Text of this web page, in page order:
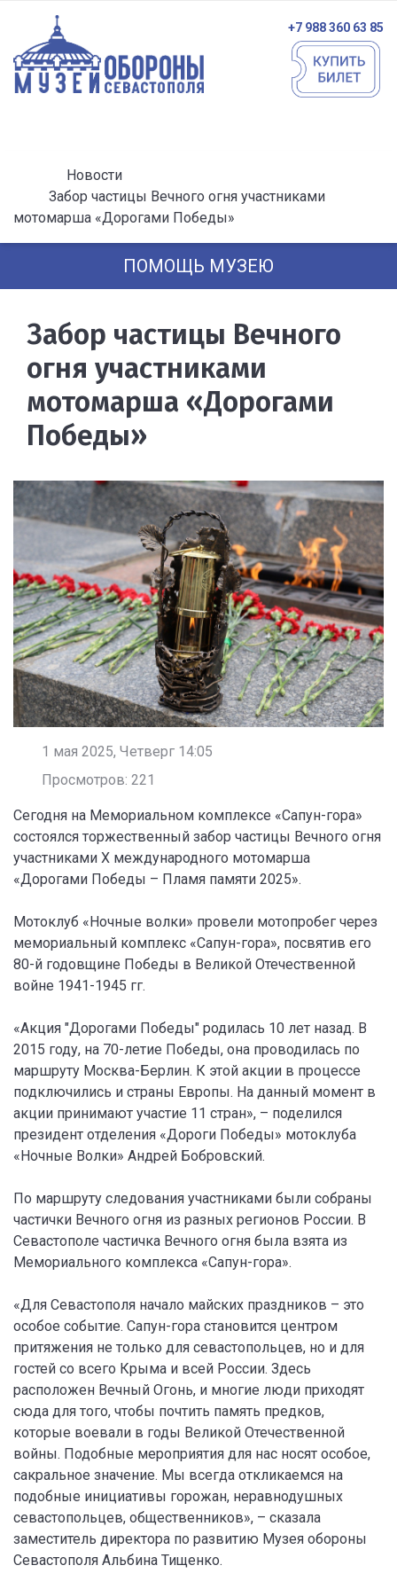
+7 988 360 63 85
Новости
Забор частицы Вечного огня участниками
мотомарша «Дорогами Победы»
ПОМОЩЬ МУЗЕЮ
Забор частицы Вечного
огня участниками
мотомарша «Дорогами
Победы»
1 мая 2025, Четверг 14:05
Просмотров: 221
Сегодня на Мемориальном комплексе «Сапун-гора»
состоялся торжественный забор частицы Вечного огня
участниками X международного мотомарша
«Дорогами Победы – Пламя памяти 2025».
Мотоклуб «Ночные волки» провели мотопробег через
мемориальный комплекс «Сапун-гора», посвятив его
80-й годовщине Победы в Великой Отечественной
войне 1941-1945 гг.
«Акция "Дорогами Победы" родилась 10 лет назад. В
2015 году, на 70-летие Победы, она проводилась по
маршруту Москва-Берлин. К этой акции в процессе
подключились и страны Европы. На данный момент в
акции принимают участие 11 стран», – поделился
президент отделения «Дороги Победы» мотоклуба
«Ночные Волки» Андрей Бобровский.
По маршруту следования участниками были собраны
частички Вечного огня из разных регионов России. В
Севастополе частичка Вечного огня была взята из
Мемориального комплекса «Сапун-гора».
«Для Севастополя начало майских праздников – это
особое событие. Сапун-гора становится центром
притяжения не только для севастопольцев, но и для
гостей со всего Крыма и всей России. Здесь
расположен Вечный Огонь, и многие люди приходят
сюда для того, чтобы почтить память предков,
которые воевали в годы Великой Отечественной
войны. Подобные мероприятия для нас носят особое,
сакральное значение. Мы всегда откликаемся на
подобные инициативы горожан, неравнодушных
севастопольцев, общественников», – сказала
заместитель директора по развитию Музея обороны
Севастополя Альбина Тищенко.